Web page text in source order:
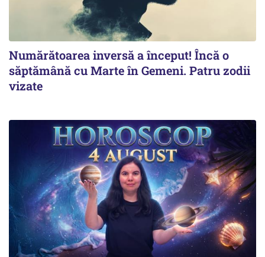
Numărătoarea inversă a început! Încă o
săptămână cu Marte în Gemeni. Patru zodii
vizate